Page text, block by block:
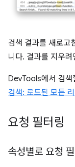
검색 결과를 새로고
니다. 결과를 지우려
DevTools에서 검색
검색: 로드된 모든
요청 필터링
속성별로 요청